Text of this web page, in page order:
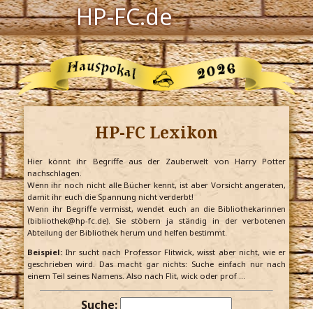
HP-FC.de
Navigation
Harry Potter
Der HP-FC
Hogwarts
Zauberwelt
Willkommen
Jetzt Fanclub-Mitglied werden!
HP-FC Lexikon
Hier könnt ihr Begriffe aus der Zauberwelt von Harry Potter
nachschlagen.
Wenn ihr noch nicht alle Bücher kennt, ist aber Vorsicht angeraten,
damit ihr euch die Spannung nicht verderbt!
Wenn ihr Begriffe vermisst, wendet euch an die Bibliothekarinnen
(bibliothek@hp-fc.de). Sie stöbern ja ständig in der verbotenen
Abteilung der Bibliothek herum und helfen bestimmt.
Beispiel:Ihr sucht nach Professor Flitwick, wisst aber nicht, wie er
geschrieben wird. Das macht gar nichts: Suche einfach nur nach
einem Teil seines Namens. Also nach Flit, wick oder prof …
Suche: